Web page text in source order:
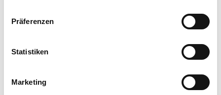
Präferenzen
Statistiken
Marketing
83607 Holzkirchen